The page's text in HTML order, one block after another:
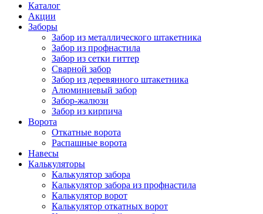
Каталог
Акции
Заборы
Забор из металлического штакетника
Забор из профнастила
Забор из сетки гиттер
Сварной забор
Забор из деревянного штакетника
Алюминиевый забор
Забор-жалюзи
Забор из кирпича
Ворота
Откатные ворота
Распашные ворота
Навесы
Калькуляторы
Калькулятор забора
Калькулятор забора из профнастила
Калькулятор ворот
Калькулятор откатных ворот